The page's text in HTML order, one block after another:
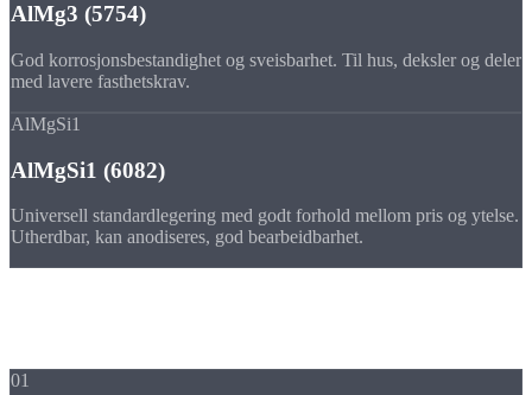
AlMg3 (5754)
God korrosjonsbestandighet og sveisbarhet. Til hus, deksler og deler
med lavere fasthetskrav.
AlMgSi1
AlMgSi1 (6082)
Universell standardlegering med godt forhold mellom pris og ytelse.
Utherdbar, kan anodiseres, god bearbeidbarhet.
01